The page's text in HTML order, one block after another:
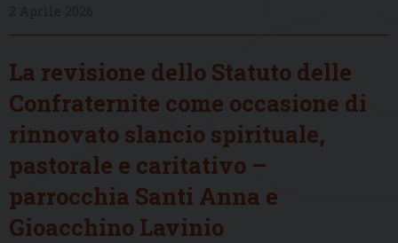
La revisione dello Statuto delle
Confraternite come occasione di
rinnovato slancio spirituale,
pastorale e caritativo –
parrocchia Santi Anna e
Gioacchino Lavinio